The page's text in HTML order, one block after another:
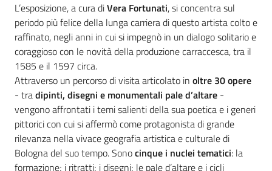
L’esposizione, a cura diVera Fortunati, si concentra sul
periodo più felice della lunga carriera di questo artista colto e
raffinato, negli anni in cui si impegnò in un dialogo solitario e
coraggioso con le novità della produzione carraccesca, tra il
1585 e il 1597 circa.
Attraverso un percorso di visita articolato in oltre 30 opere
- tradipinti, disegni e monumentali pale d’altare -
vengono affrontati i temi salienti della sua poetica e i generi
pittorici con cui si affermò come protagonista di grande
rilevanza nella vivace geografia artistica e culturale di
Bologna del suo tempo. Sonocinque i nuclei tematici: la
formazione; i ritratti; i disegni; le pale d’altare e i cicli